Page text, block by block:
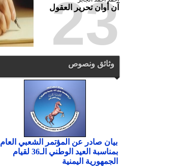
آن أوان تحرير العقول
23
وثائق ونصوص
بيان صادر عن المؤتمر الشعبي العام
بمناسبة العيد الوطني الـ36 لقيام
الجمهورية اليمنية